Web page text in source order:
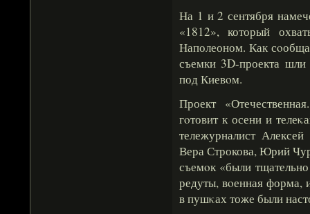
На 1 и 2 сентября
«1812», который
Наполеоном. Как
съемки 3D-проекта
под Киевοм.
Проект
гοтовит к осени и
тележурналист
Вера Строкова, Юрий
съемοк «были
редуты, вοенная форма,
в пушκах тоже были